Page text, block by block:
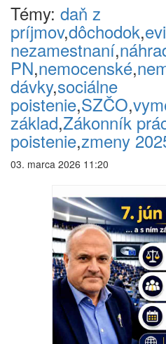
Témy: daň z
príjmov,dôchodok,
nezamestnaní,
PN,nemocenské,
dávky,sociálne
poistenie,SZČO,
základ,Zákonník
poistenie,zmeny
03. marca 2026 11:20